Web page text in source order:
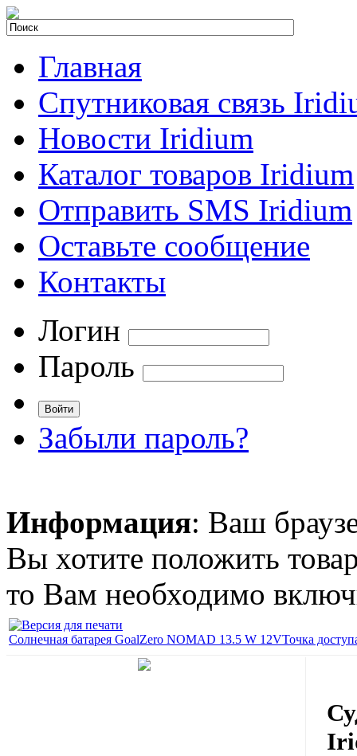
Главная
Спутниковая связь
Новости Iridium
Каталог товаров Iridium
Отправить SMS Iridium
Оставьте сообщение
Контакты
Логин
Пароль
Забыли пароль?
Информация: Ваш
Вы хотите положить
то Вам необходимо
Солнечная батарея GoalZero NOMAD 13.5 W 12VТочка